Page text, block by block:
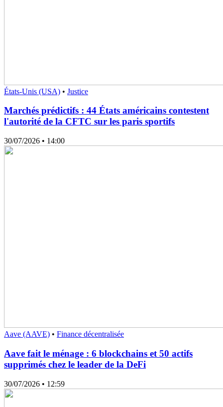
États-Unis (USA) • Justice
Marchés prédictifs : 44 États américains contestent
l'autorité de la CFTC sur les paris sportifs
30/07/2026 • 14:00
Aave (AAVE) • Finance décentralisée
Aave fait le ménage : 6 blockchains et 50 actifs
supprimés chez le leader de la DeFi
30/07/2026 • 12:59